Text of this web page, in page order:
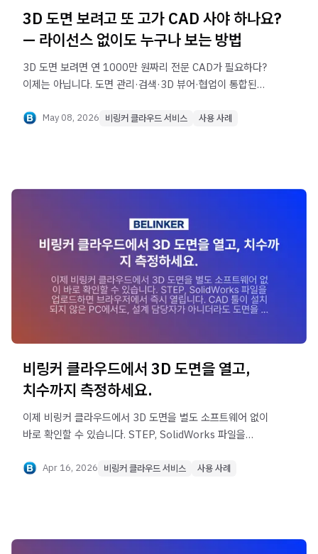
3D 도면 보려고 또 고가 CAD 사야 하나요?
— 라이선스 없이도 누구나 보는 방법
3D 도면 보려면 연 1000만 원짜리 전문 CAD가 필요하다?
이제는 아닙니다. 도면 관리·검색·3D 뷰어·협업이 통합된
협력사까지 누구나 같은 화면을 보는 방법.
May 08, 2026 비링커 클라우드 서비스 사용 사례
비링커 클라우드에서 3D 도면을 열고,
치수까지 측정하세요.
이제 비링커 클라우드에서 3D 도면을 별도 소프트웨어 없이
바로 확인할 수 있습니다. STEP, SolidWorks 파일을
설치되지 않은 PC에서도, 설계 담당자가 아니더라도 도면을
Apr 16, 2026 비링커 클라우드 서비스 사용 사례